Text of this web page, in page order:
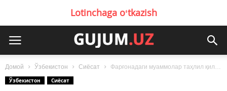
Lotinchaga oʻtkazish
Домой Ўзбекистон Сиёсат
Фарғонадаги муаммолар таҳлил қилиниб, тадбиркорликни ривожлантириш бўйича янги чоралар белгиланди
Ўзбекистон
Сиёсат